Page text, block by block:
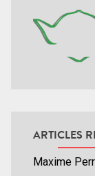
ARTICLES
Maxime